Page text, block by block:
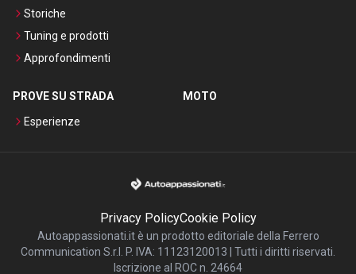
Storiche
Tuning e prodotti
Approfondimenti
PROVE SU STRADA
Esperienze
MOTO
Privacy PolicyCookie Policy
Autoappassionati.it è un prodotto editoriale della Ferrero
Communication S.r.l. P. IVA: 11123120013 | Tutti i diritti riservati.
Iscrizione al ROC n. 24664